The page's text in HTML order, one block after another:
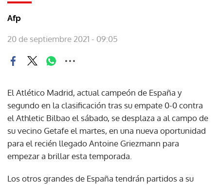
Afp
20 de septiembre 2021 - 09:05
El Atlético Madrid, actual campeón de España y
segundo en la clasificación tras su empate 0-0 contra
el Athletic Bilbao el sábado, se desplaza a al campo de
su vecino Getafe el martes, en una nueva oportunidad
para el recién llegado Antoine Griezmann para
empezar a brillar esta temporada.
Los otros grandes de España tendrán partidos a su